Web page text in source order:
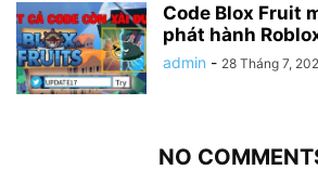
Code Blox Fruit
phát hành
admin - 28 Tháng 7,
NO